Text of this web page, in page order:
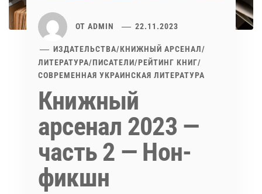
ОТ ADMIN 22.11.2023
ИЗДАТЕЛЬСТВА/КНИЖНЫЙ АРСЕНАЛ/
ЛИТЕРАТУРА/ПИСАТЕЛИ/РЕЙТИНГ КНИГ/
СОВРЕМЕННАЯ УКРАИНСКАЯ ЛИТЕРАТУРА
Книжный
арсенал 2023 —
часть 2 — Нон-
фикшн